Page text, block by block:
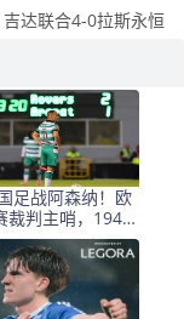
达联合4-0拉斯永恒
足战阿森纳！欧
裁判主哨，194赵
否破枪手球门？